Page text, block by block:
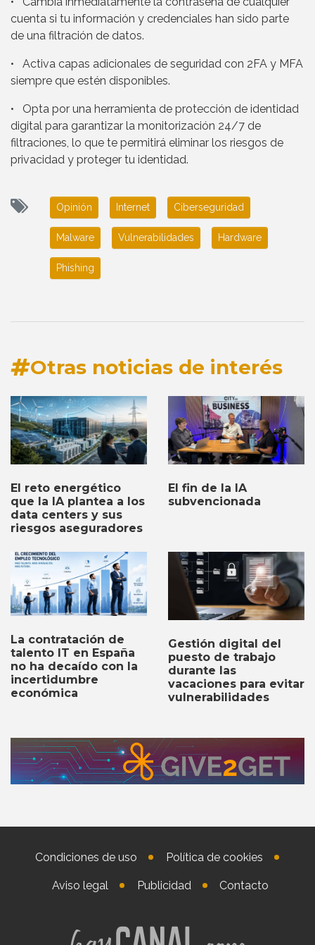
cuenta si tu información y credenciales han sido parte
de una filtración de datos.
• Activa capas adicionales de seguridad con 2FA y MFA
siempre que estén disponibles.
• Opta por una herramienta de protección de identidad
digital para garantizar la monitorización 24/7 de
filtraciones, lo que te permitirá eliminar los riesgos de
privacidad y proteger tu identidad.
Opinión Internet Ciberseguridad
Malware Vulnerabilidades Hardware
Phishing
Otras noticias de interés
El reto energético
que la IA plantea a los
data centers y sus
riesgos aseguradores
El fin de la IA
subvencionada
La contratación de
talento IT en España
no ha decaído con la
incertidumbre
económica
Gestión digital del
puesto de trabajo
durante las
vacaciones para evitar
vulnerabilidades
Condiciones de uso Política de cookies
Aviso legal Publicidad Contacto